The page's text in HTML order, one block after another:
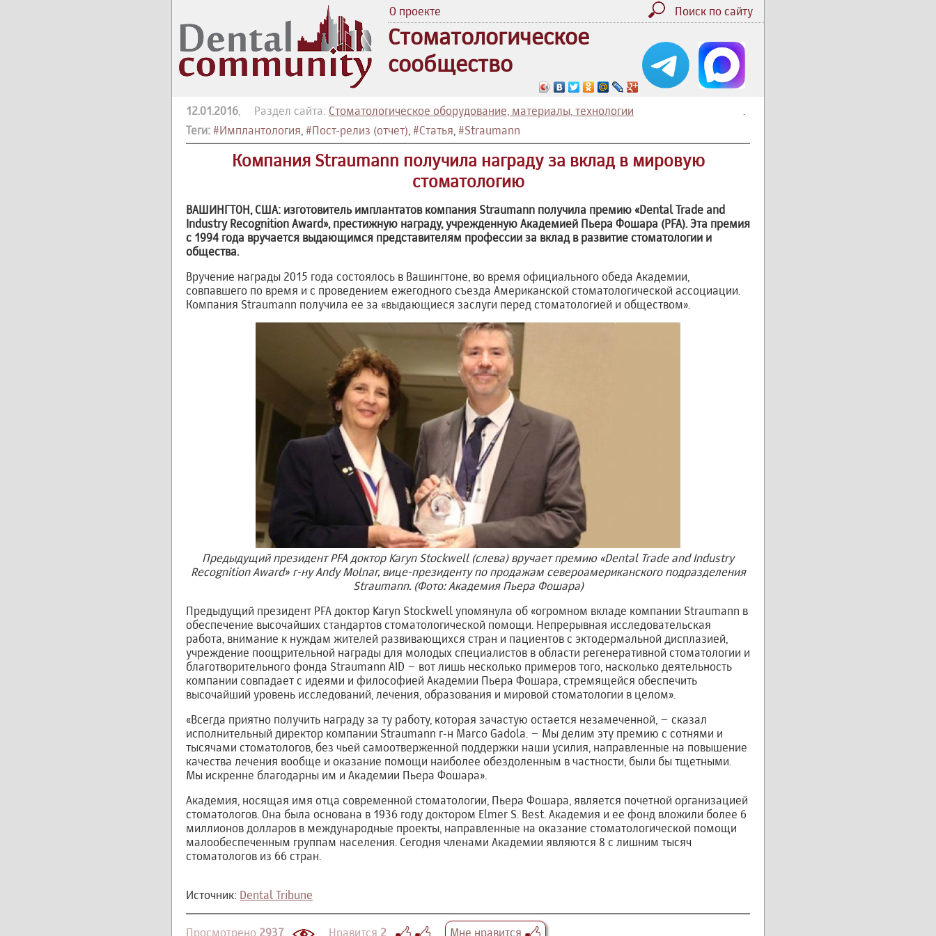
О проекте Поиск по сайту
Стоматологическое
сообщество
.
12.01.2016, Раздел сайта: Стоматологическое оборудование, материалы, технологии
Теги: #Имплантология, #Пост-релиз (отчет), #Статья, #Straumann
Компания Straumann получила награду за вклад в мировую
стоматологию
ВАШИНГТОН, США: изготовитель имплантатов компания Straumann получила премию «Dental Trade and
Industry Recognition Award», престижную награду, учрежденную Академией Пьера Фошара (PFA). Эта премия
с 1994 года вручается выдающимся представителям профессии за вклад в развитие стоматологии и
общества.
Вручение награды 2015 года состоялось в Вашингтоне, во время официального обеда Академии,
совпавшего по время и с проведением ежегодного съезда Американской стоматологической ассоциации.
Компания Straumann получила ее за «выдающиеся заслуги перед стоматологией и обществом».
Предыдущий президент PFA доктор Karyn Stockwell (слева) вручает премию «Dental Trade and Industry
Recognition Award» г-ну Andy Molnar, вице-президенту по продажам североамериканского подразделения
Straumann. (Фото: Академия Пьера Фошара)
Предыдущий президент PFA доктор Karyn Stockwell упомянула об «огромном вкладе компании Straumann в
обеспечение высочайших стандартов стоматологической помощи. Непрерывная исследовательская
работа, внимание к нуждам жителей развивающихся стран и пациентов с эктодермальной дисплазией,
учреждение поощрительной награды для молодых специалистов в области регенеративной стоматологии и
благотворительного фонда Straumann AID – вот лишь несколько примеров того, насколько деятельность
компании совпадает с идеями и философией Академии Пьера Фошара, стремящейся обеспечить
высочайший уровень исследований, лечения, образования и мировой стоматологии в целом».
«Всегда приятно получить награду за ту работу, которая зачастую остается незамеченной, – сказал
исполнительный директор компании Straumann г-н Marco Gadola. – Мы делим эту премию с сотнями и
тысячами стоматологов, без чьей самоотверженной поддержки наши усилия, направленные на повышение
качества лечения вообще и оказание помощи наиболее обездоленным в частности, были бы тщетными.
Мы искренне благодарны им и Академии Пьера Фошара».
Академия, носящая имя отца современной стоматологии, Пьера Фошара, является почетной организацией
стоматологов. Она была основана в 1936 году доктором Elmer S. Best. Академия и ее фонд вложили более 6
миллионов долларов в международные проекты, направленные на оказание стоматологической помощи
малообеспеченным группам населения. Сегодня членами Академии являются 8 с лишним тысяч
стоматологов из 66 стран.
Источник: Dental Tribune
Просмотрено 2937 Нравится 2 Мне нравится